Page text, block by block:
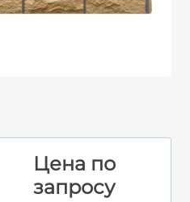
Цена по
запросу